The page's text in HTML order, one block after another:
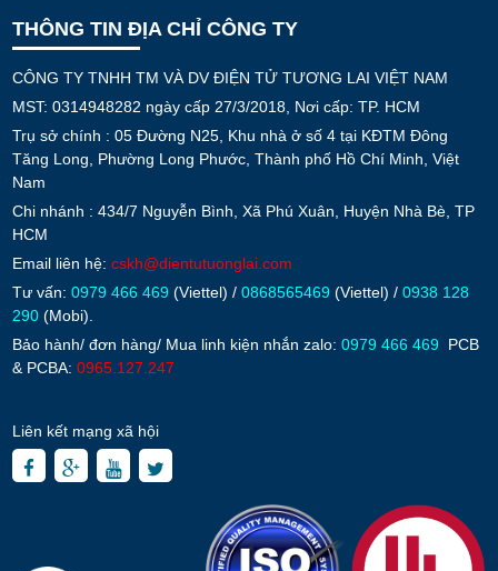
THÔNG TIN ĐỊA CHỈ CÔNG TY
CÔNG TY TNHH TM VÀ DV ĐIỆN TỬ TƯƠNG LAI VIỆT NAM
MST: 0314948282 ngày cấp 27/3/2018, Nơi cấp: TP. HCM
Trụ sở chính : 05 Đường N25, Khu nhà ở số 4 tại KĐTM Đông
Tăng Long, Phường Long Phước, Thành phố Hồ Chí Minh, Việt
Nam
Chi nhánh : 434/7 Nguyễn Bình, Xã Phú Xuân, Huyện Nhà Bè, TP
HCM
Email liên hệ: cskh@dientutuonglai.com
Tư vấn: 0979 466 469 (Viettel) / 0868565469 (Viettel) / 0938 128
290 (Mobi).
Bảo hành/ đơn hàng/ Mua linh kiện nhắn zalo: 0979 466 469
PCB
& PCBA: 0965.127.247
Liên kết mạng xã hội